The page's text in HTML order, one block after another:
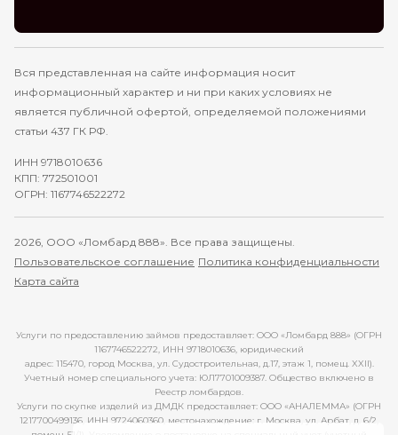
Вся представленная на сайте информация носит
информационный характер и ни при каких условиях не
является публичной офертой, определяемой положениями
статьи 437 ГК РФ.
ИНН 9718010636
КПП: 772501001
ОГРН: 1167746522272
2026, ООО «Ломбард 888». Все права защищены.
Пользовательское соглашение Политика конфиденциальности
Карта сайта
Услуги по предоставлению займов предоставляет: ООО «Ломбард 888» (ОГРН
1167746522272, ИНН 9718010636, юридический
адрес: 115470, город Москва, ул. Судостроительная, д.17, этаж 1, помещ. XXII).
Учетный номер специального учета: ЮЛ7701009387. Общество включено в
Реестр ломбардов.
Услуги по скупке изделий из ДМДК предоставляет: ООО «АНАЛЕММА» (ОГРН
1217700499136, ИНН 9724060360, местонахождение: г. Москва, ул. Арбат, д. 6/2,